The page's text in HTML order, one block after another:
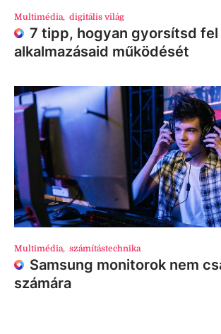
Multimédia, digitális világ
7 tipp, hogyan gyorsítsd fel
alkalmazásaid működését
Multimédia, számítástechnika
Samsung monitorok nem
számára